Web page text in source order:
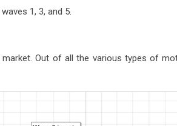
1, 3, and 5.
Out of all the various types of